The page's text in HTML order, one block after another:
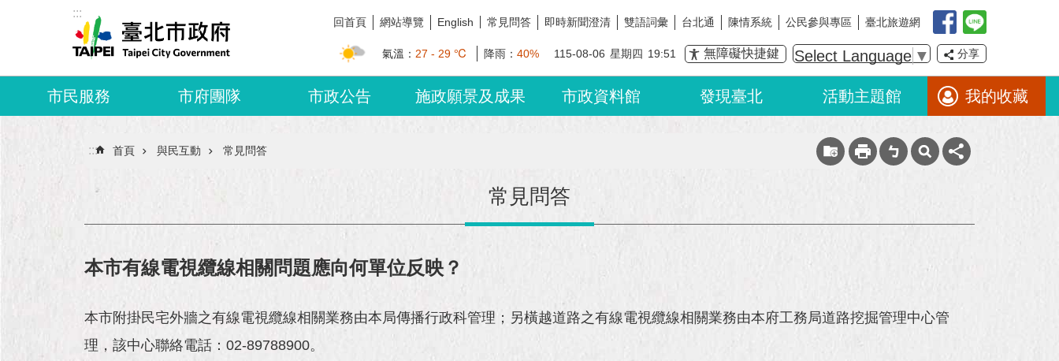
跳到主要內容區塊
:::
回首頁 網站導覽 English 常見問答 即時新聞澄清 雙語詞彙 台北通 陳情系統 公民參與專區 臺北旅遊網
氣溫： 27 - 29 ℃ 降雨： 40% 115-08-06 星期四 19:51 無障礙快捷鍵 Select Language ▼ 分享
市民服務 市府團隊 市政公告 施政願景及成果 市政資料館 發現臺北 活動主題館 我的收藏
::: 首頁 與民互動 常見問答
常見問答
本市有線電視纜線相關問題應向何單位反映？
本市附掛民宅外牆之有線電視纜線相關業務由本局傳播行政科管理；另橫越道路之有線電視纜線相關業務由本府工務局道路挖掘管理中心管
理，該中心聯絡電話：02-89788900。